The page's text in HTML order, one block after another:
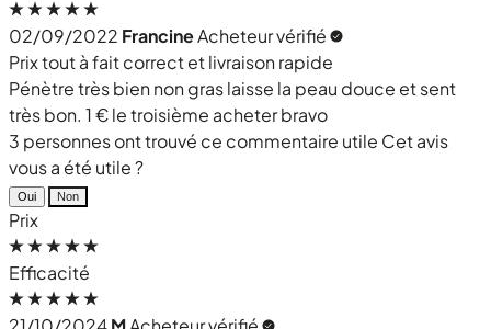
02/09/2022 FrancineAcheteur vérifié
Prix tout à fait correct et livraison rapide
Pénètre très bien non gras laisse la peau douce et sent
très bon. 1 € le troisième acheter bravo
3 personnes ont trouvé ce commentaire utile Cet avis
vous a été utile ?
Oui Non
Prix
Efficacité